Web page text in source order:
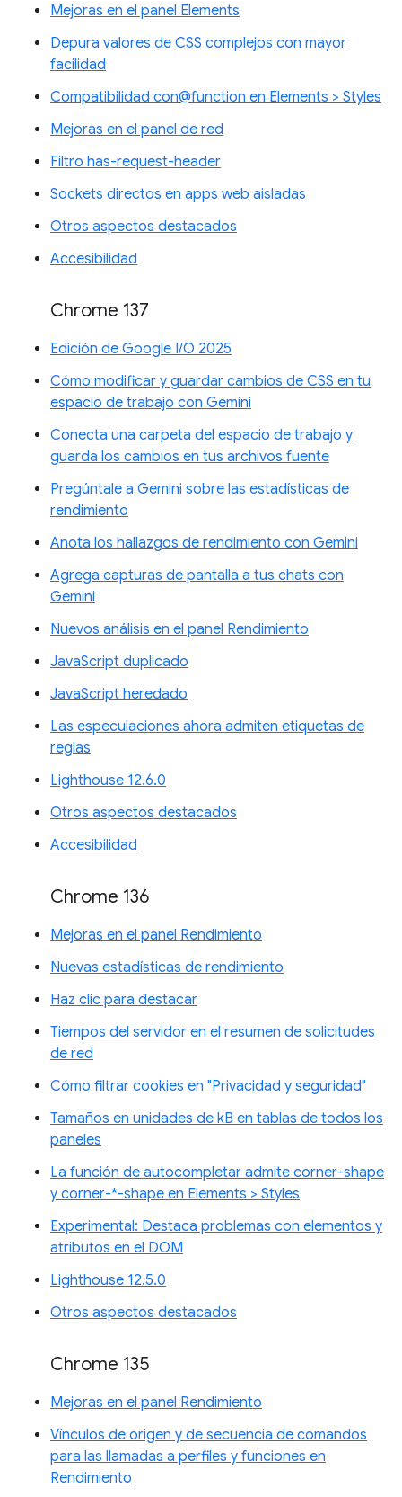
Mejoras en el panel Elements
Depura valores de CSS complejos con mayor
facilidad
Compatibilidad con@function en Elements > Styles
Mejoras en el panel de red
Filtro has-request-header
Sockets directos en apps web aisladas
Otros aspectos destacados
Accesibilidad
Chrome 137
Edición de Google I/O 2025
Cómo modificar y guardar cambios de CSS en tu
espacio de trabajo con Gemini
Conecta una carpeta del espacio de trabajo y
guarda los cambios en tus archivos fuente
Pregúntale a Gemini sobre las estadísticas de
rendimiento
Anota los hallazgos de rendimiento con Gemini
Agrega capturas de pantalla a tus chats con
Gemini
Nuevos análisis en el panel Rendimiento
JavaScript duplicado
JavaScript heredado
Las especulaciones ahora admiten etiquetas de
reglas
Lighthouse 12.6.0
Otros aspectos destacados
Accesibilidad
Chrome 136
Mejoras en el panel Rendimiento
Nuevas estadísticas de rendimiento
Haz clic para destacar
Tiempos del servidor en el resumen de solicitudes
de red
Cómo filtrar cookies en "Privacidad y seguridad"
Tamaños en unidades de kB en tablas de todos los
paneles
La función de autocompletar admite corner-shape
y corner-*-shape en Elements > Styles
Experimental: Destaca problemas con elementos y
atributos en el DOM
Lighthouse 12.5.0
Otros aspectos destacados
Chrome 135
Mejoras en el panel Rendimiento
Vínculos de origen y de secuencia de comandos
para las llamadas a perfiles y funciones en
Rendimiento